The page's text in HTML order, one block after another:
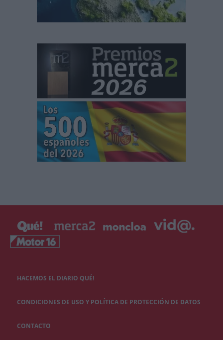
HACEMOS EL DIARIO QUÉ!
CONDICIONES DE USO Y POLÍTICA DE PROTECCIÓN DE DATOS
CONTACTO